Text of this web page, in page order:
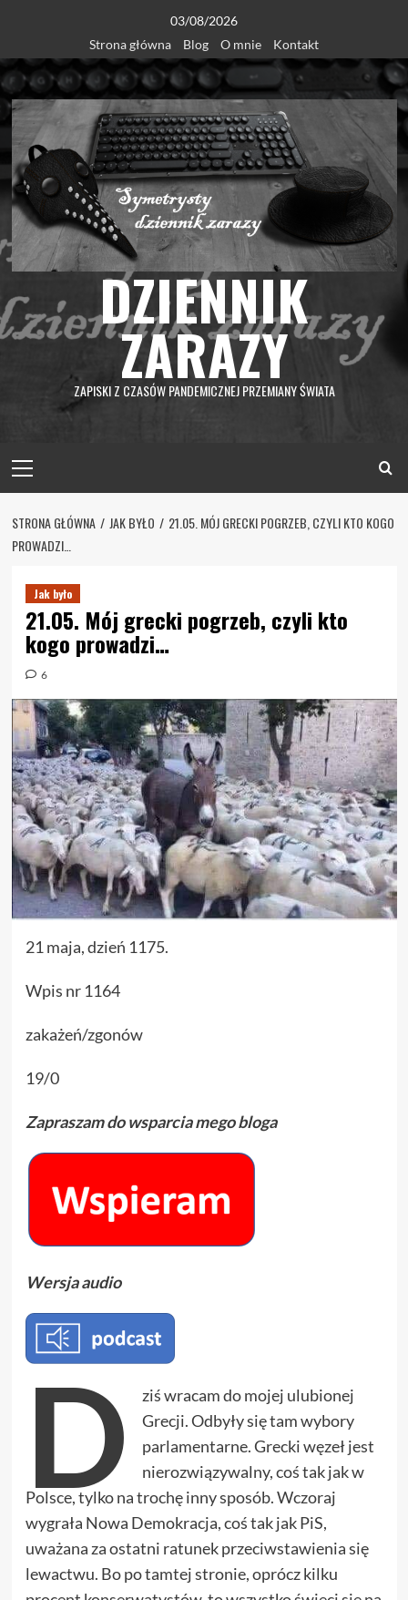
content
03/08/2026
Strona główna
Blog O mnie Kontakt
DZIENNIK
ZARAZY
ZAPISKI Z CZASÓW PANDEMICZNEJ PRZEMIANY ŚWIATA
Menu
STRONA GŁÓWNA JAK BYŁO
21.05. MÓJ GRECKI POGRZEB, CZYLI KTO KOGO
PROWADZI…
Jak było
21.05. Mój grecki pogrzeb, czyli kto
kogo prowadzi…
6
21 maja, dzień 1175.
Wpis nr 1164
zakażeń/zgonów
19/0
Zapraszam do wsparcia mego bloga
Wersja audio
D
ziś wracam do mojej ulubionej
Grecji. Odbyły się tam wybory
parlamentarne. Grecki węzeł jest
nierozwiązywalny, coś tak jak w
Polsce, tylko na trochę inny sposób. Wczoraj
wygrała Nowa Demokracja, coś tak jak PiS,
uważana za ostatni ratunek przeciwstawienia się
lewactwu. Bo po tamtej stronie, oprócz kilku